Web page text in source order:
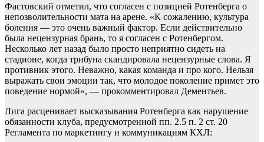
Фастовский отметил, что согласен с позицией Ротенберга о
непозволительности мата на арене. «К сожалению, культура
боления — это очень важный фактор. Если действительно
была нецензурная брань, то я согласен с Ротенбергом.
Несколько лет назад было просто неприятно сидеть на
стадионе, когда трибуна скандировала нецензурные слова. Я
противник этого. Неважно, какая команда и про кого. Нельзя
выражать свои эмоции так, что молодое поколение примет это
поведение нормой», — прокомментировал Дементьев.
Лига расценивает высказывания Ротенберга как нарушение
обязанности клуба, предусмотренной пп. 2.5 п. 2 ст. 20
Регламента по маркетингу и коммуникациям КХЛ: